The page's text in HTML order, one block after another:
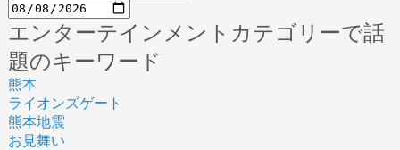
エンターテインメントカテゴリーで話
題のキーワード
熊本
ライオンズゲート
熊本地震
お見舞い